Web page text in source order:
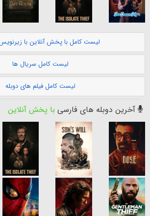
لیست کامل با پخش آنلاین با
لیست کامل سریال ها
لیست کامل فیلم های دوبله
آخرین دوبله های فارسی با پخش آنلاین